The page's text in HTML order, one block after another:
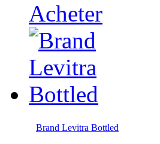
Acheter
Brand Levitra Bottled